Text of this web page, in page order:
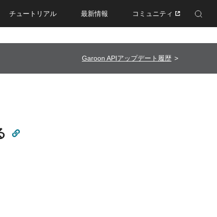
チュートリアル 最新情報 コミュニティ
Enhanced by Google
Garoon APIアップデート履歴